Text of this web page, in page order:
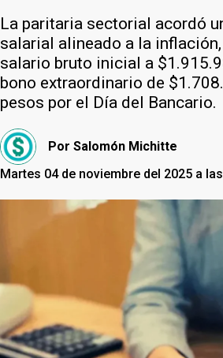
La paritaria sectorial acordó
salarial alineado a la
salario bruto inicial a
bono extraordinario de
pesos por el Día del Bancario.
Por Salomón Michitte
Martes 04 de noviembre del 2025 a